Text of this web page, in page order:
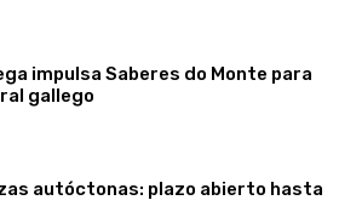
impulsa Saberes do Monte para
gallego
autóctonas: plazo abierto hasta